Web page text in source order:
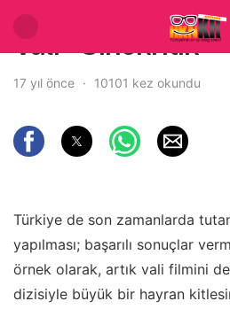
Vali – Sinekritik
17 yıl önce 10101 kez okundu
Türkiye de son zamanlarda
yapılması; başarılı sonuçlar
örnek olarak, artık vali filmini
dizisiyle büyük bir hayran